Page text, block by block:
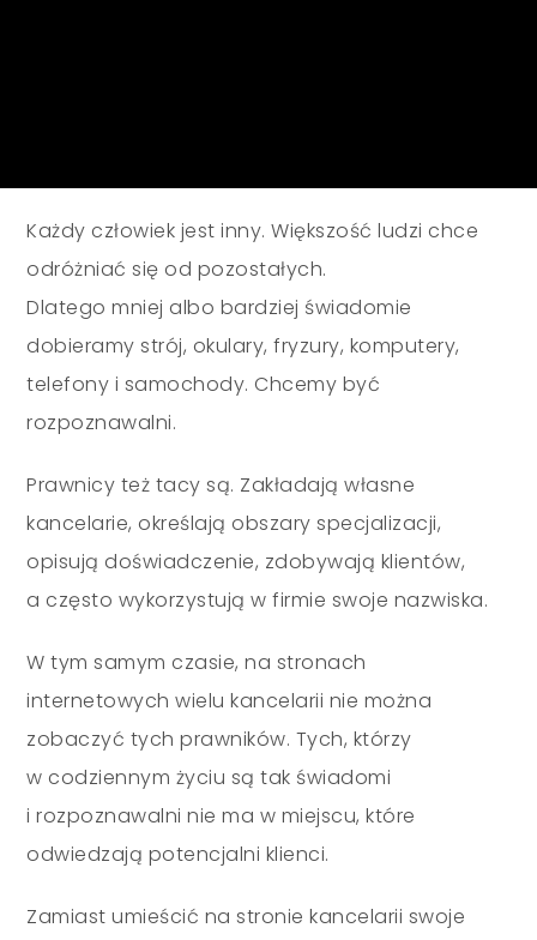
Każdy człowiek jest inny. Większość ludzi chce
odróżniać się od pozostałych.
Dlatego mniej albo bardziej świadomie
dobieramy strój, okulary, fryzury, komputery,
telefony i samochody. Chcemy być
rozpoznawalni.
Prawnicy też tacy są. Zakładają własne
kancelarie, określają obszary specjalizacji,
opisują doświadczenie, zdobywają klientów,
a często wykorzystują w firmie swoje nazwiska.
W tym samym czasie, na stronach
internetowych wielu kancelarii nie można
zobaczyć tych prawników. Tych, którzy
w codziennym życiu są tak świadomi
i rozpoznawalni nie ma w miejscu, które
odwiedzają potencjalni klienci.
Zamiast umieścić na stronie kancelarii swoje